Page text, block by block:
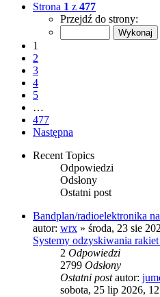
Strona 1 z 477
Przejdź do strony:
1
2
3
4
5
…
477
Następna
Recent Topics
Odpowiedzi
Odsłony
Ostatni post
Bandplan/radioelektronika
autor: wrx » środa, 23 sie
Systemy odzyskiwania
2 Odpowiedzi
2799 Odsłony
Ostatni postautor:
sobota, 25 lip 2026,